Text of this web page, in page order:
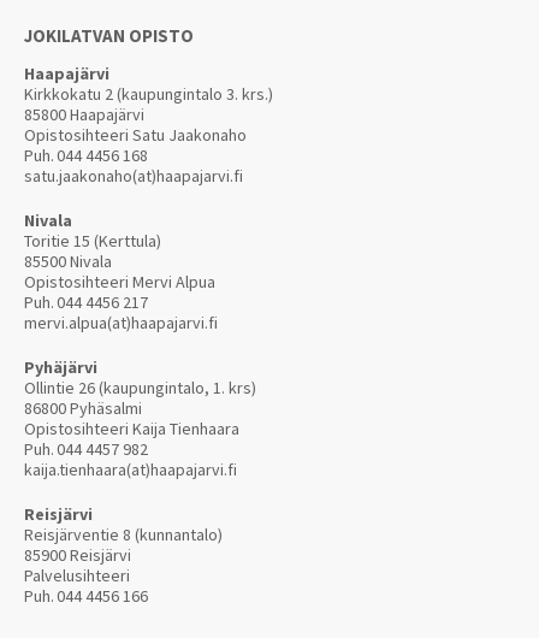
JOKILATVAN OPISTO
Haapajärvi
Kirkkokatu 2 (kaupungintalo 3. krs.)
85800 Haapajärvi
Opistosihteeri Satu Jaakonaho
Puh.044 4456 168
satu.jaakonaho(at)haapajarvi.fi
Nivala
Toritie 15 (Kerttula)
85500 Nivala
Opistosihteeri Mervi Alpua
Puh.044 4456 217
mervi.alpua(at)haapajarvi.fi
Pyhäjärvi
Ollintie 26 (kaupungintalo, 1. krs)
86800 Pyhäsalmi
Opistosihteeri Kaija Tienhaara
Puh.044 4457 982
kaija.tienhaara(at)haapajarvi.fi
Reisjärvi
Reisjärventie 8 (kunnantalo)
85900 Reisjärvi
Palvelusihteeri
Puh.044 4456 166